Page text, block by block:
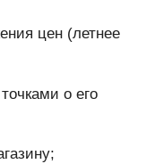
цен (летнее
о его